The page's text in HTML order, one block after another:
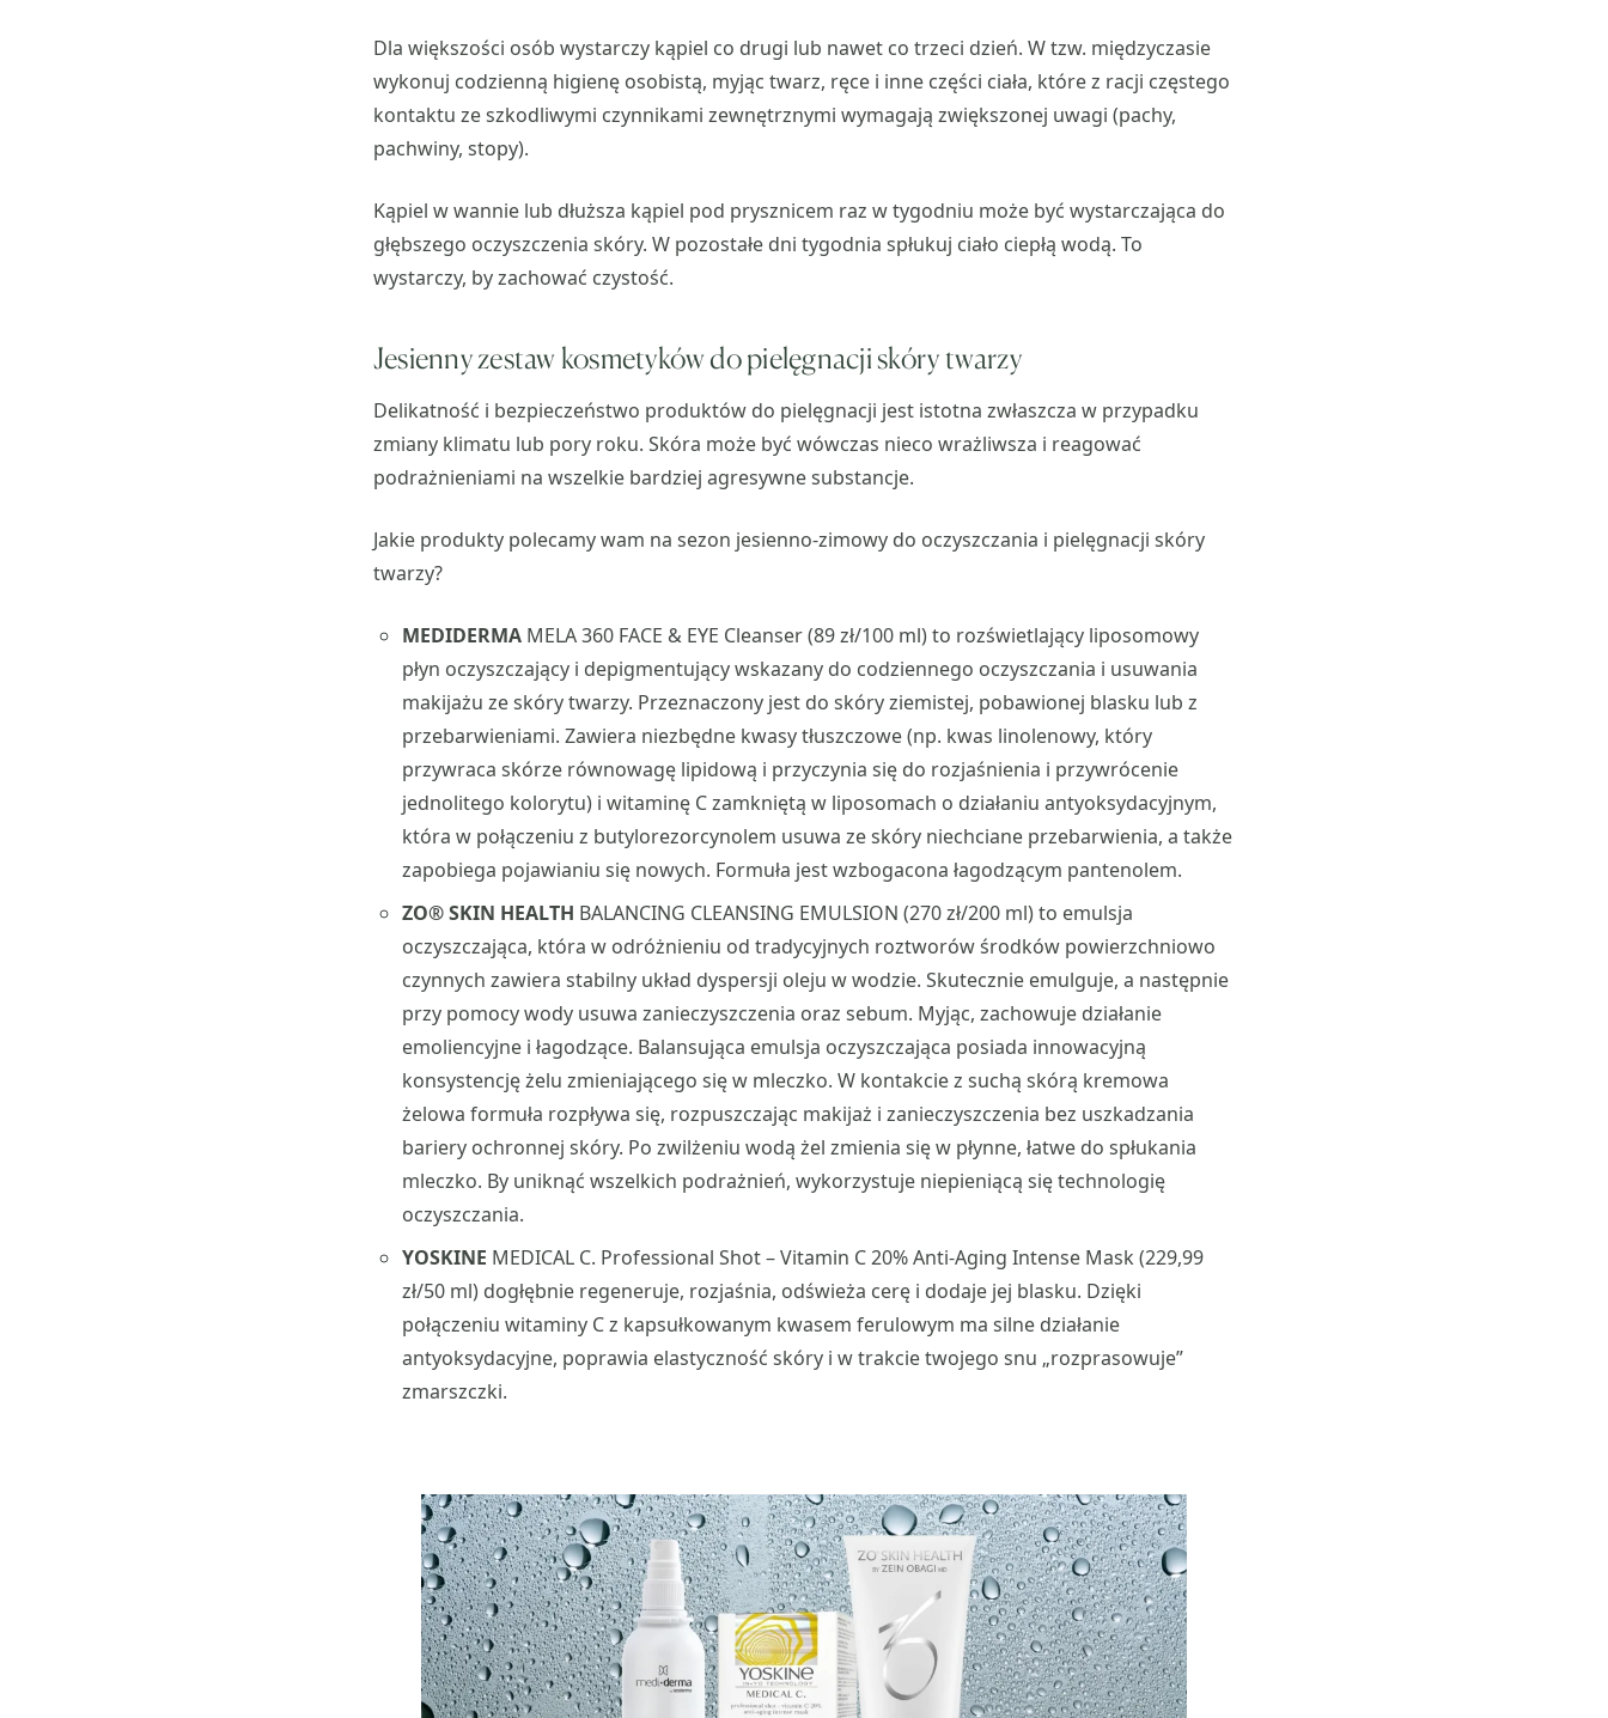
Dla większości osób wystarczy kąpiel co drugi lub nawet co trzeci dzień. W tzw. międzyczasie
wykonuj codzienną higienę osobistą, myjąc twarz, ręce i inne części ciała, które z racji częstego
kontaktu ze szkodliwymi czynnikami zewnętrznymi wymagają zwiększonej uwagi (pachy,
pachwiny, stopy).
Kąpiel w wannie lub dłuższa kąpiel pod prysznicem raz w tygodniu może być wystarczająca do
głębszego oczyszczenia skóry. W pozostałe dni tygodnia spłukuj ciało ciepłą wodą. To
wystarczy, by zachować czystość.
Jesienny zestaw kosmetyków do pielęgnacji skóry twarzy
Delikatność i bezpieczeństwo produktów do pielęgnacji jest istotna zwłaszcza w przypadku
zmiany klimatu lub pory roku. Skóra może być wówczas nieco wrażliwsza i reagować
podrażnieniami na wszelkie bardziej agresywne substancje.
Jakie produkty polecamy wam na sezon jesienno-zimowy do oczyszczania i pielęgnacji skóry
twarzy?
MEDIDERMA MELA 360 FACE & EYE Cleanser (89 zł/100 ml) to rozświetlający liposomowy
płyn oczyszczający i depigmentujący wskazany do codziennego oczyszczania i usuwania
makijażu ze skóry twarzy. Przeznaczony jest do skóry ziemistej, pobawionej blasku lub z
przebarwieniami. Zawiera niezbędne kwasy tłuszczowe (np. kwas linolenowy, który
przywraca skórze równowagę lipidową i przyczynia się do rozjaśnienia i przywrócenie
jednolitego kolorytu) i witaminę C zamkniętą w liposomach o działaniu antyoksydacyjnym,
która w połączeniu z butylorezorcynolem usuwa ze skóry niechciane przebarwienia, a także
zapobiega pojawianiu się nowych. Formuła jest wzbogacona łagodzącym pantenolem.
ZO® SKIN HEALTH BALANCING CLEANSING EMULSION (270 zł/200 ml) to emulsja
oczyszczająca, która w odróżnieniu od tradycyjnych roztworów środków powierzchniowo
czynnych zawiera stabilny układ dyspersji oleju w wodzie. Skutecznie emulguje, a następnie
przy pomocy wody usuwa zanieczyszczenia oraz sebum. Myjąc, zachowuje działanie
emoliencyjne i łagodzące. Balansująca emulsja oczyszczająca posiada innowacyjną
konsystencję żelu zmieniającego się w mleczko. W kontakcie z suchą skórą kremowa
żelowa formuła rozpływa się, rozpuszczając makijaż i zanieczyszczenia bez uszkadzania
bariery ochronnej skóry. Po zwilżeniu wodą żel zmienia się w płynne, łatwe do spłukania
mleczko. By uniknąć wszelkich podrażnień, wykorzystuje niepieniącą się technologię
oczyszczania.
YOSKINE MEDICAL C. Professional Shot – Vitamin C 20% Anti-Aging Intense Mask (229,99
zł/50 ml) dogłębnie regeneruje, rozjaśnia, odświeża cerę i dodaje jej blasku. Dzięki
połączeniu witaminy C z kapsułkowanym kwasem ferulowym ma silne działanie
antyoksydacyjne, poprawia elastyczność skóry i w trakcie twojego snu „rozprasowuje”
zmarszczki.